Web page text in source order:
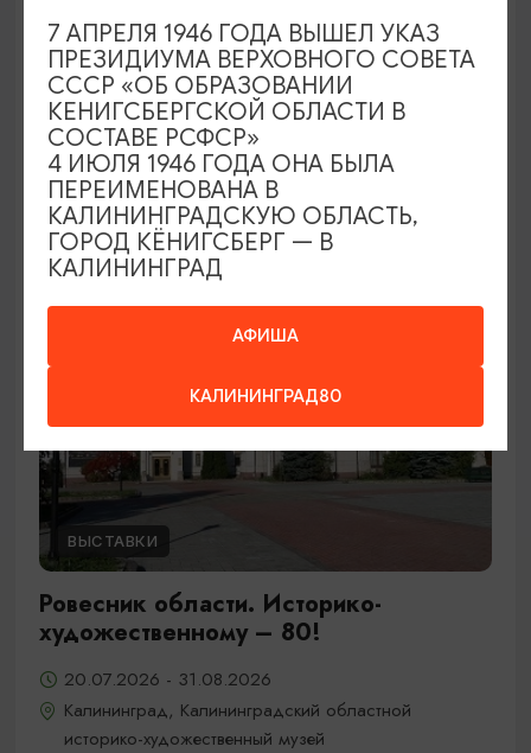
Семейный клуб выходного дня в
Морском выставочном центре
19.07.2026 - 30.08.2026, СБ 12:00, 13:00
Светлогорск, Морской выставочный центр г.
Светлогорск
ВЫСТАВКИ
Ровесник области. Историко-
художественному – 80!
20.07.2026 - 31.08.2026
Калининград, Калининградский областной
историко-художественный музей
АФИША
КАЛИНИНГРАД80
7 АПРЕЛЯ 1946 ГОДА ВЫШЕЛ УКАЗ
ПРЕЗИДИУМА ВЕРХОВНОГО СОВЕТА
СССР «ОБ ОБРАЗОВАНИИ
КЕНИГСБЕРГСКОЙ ОБЛАСТИ В
СОСТАВЕ РСФСР»
4 ИЮЛЯ 1946 ГОДА ОНА БЫЛА
ПЕРЕИМЕНОВАНА В
КАЛИНИНГРАДСКУЮ ОБЛАСТЬ,
ГОРОД КЁНИГСБЕРГ — В
КАЛИНИНГРАД